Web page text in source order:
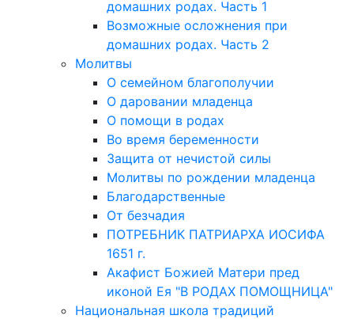
домашних родах. Часть 1
Возможные осложнения при
домашних родах. Часть 2
Молитвы
О семейном благополучии
О даровании младенца
О помощи в родах
Во время беременности
Защита от нечистой силы
Молитвы по рождении младенца
Благодарственные
От безчадия
ПОТРЕБНИК ПАТРИАРХА ИОСИФА
1651 г.
Акафист Божией Матери пред
иконой Ея "В РОДАХ ПОМОЩНИЦА"
Национальная школа традиций